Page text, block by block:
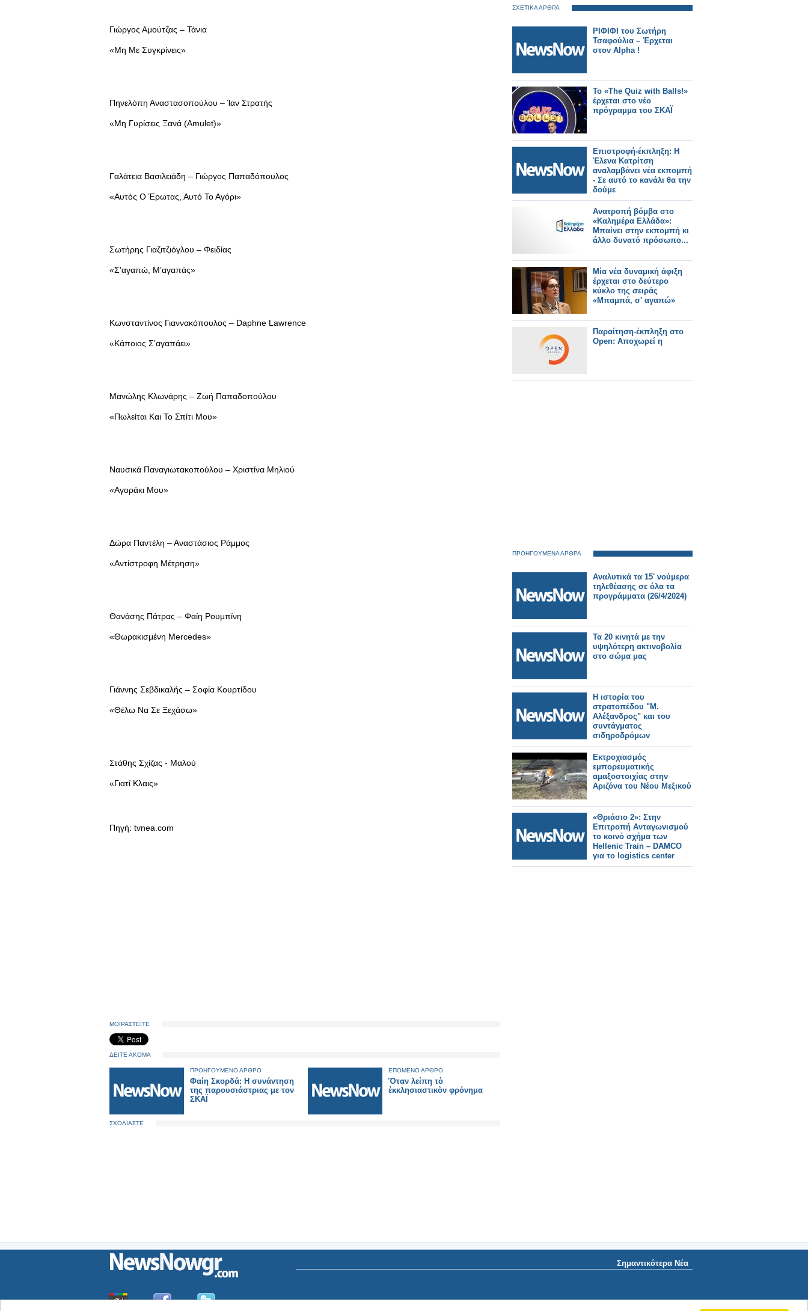
Γιώργος Αμούτζας – Τάνια
«Μη Με Συγκρίνεις»
Πηνελόπη Αναστασοπούλου – Ίαν Στρατής
«Μη Γυρίσεις Ξανά (Amulet)»
Γαλάτεια Βασιλειάδη – Γιώργος Παπαδόπουλος
«Αυτός Ο Έρωτας, Αυτό Το Αγόρι»
Σωτήρης Γιαζιτζιόγλου – Φειδίας
«Σ’αγαπώ, Μ’αγαπάς»
Κωνσταντίνος Γιαννακόπουλος – Daphne Lawrence
«Κάποιος Σ’αγαπάει»
Μανώλης Κλωνάρης – Ζωή Παπαδοπούλου
«Πωλείται Και Το Σπίτι Μου»
Ναυσικά Παναγιωτακοπούλου – Χριστίνα Μηλιού
«Αγοράκι Μου»
Δώρα Παντέλη – Αναστάσιος Ράμμος
«Αντίστροφη Μέτρηση»
Θανάσης Πάτρας – Φαίη Ρουμπίνη
«Θωρακισμένη Mercedes»
Γιάννης Σεβδικαλής – Σοφία Κουρτίδου
«Θέλω Να Σε Ξεχάσω»
Στάθης Σχίζας - Μαλού
«Γιατί Κλαις»
Πηγή: tvnea.com
ΜΟΙΡΑΣΤΕΙΤΕ
ΔΕΙΤΕ ΑΚΟΜΑ
ΠΡΟΗΓΟΥΜΕΝΟ ΑΡΘΡΟ
Φαίη Σκορδά: Η συνάντηση
της παρουσιάστριας με τον
ΣΚΑΪ
ΕΠΟΜΕΝΟ ΑΡΘΡΟ
Ὅταν λείπη τὸ
ἐκκλησιαστικὸν φρόνημα
ΣΧΟΛΙΑΣΤΕ
ΣΧΕΤΙΚΑ ΑΡΘΡΑ
ΡΙΦΙΦΙ του Σωτήρη
Τσαφούλια – Έρχεται
στον Alpha !
Το «The Quiz with Balls!»
έρχεται στο νέο
πρόγραμμα του ΣΚΑΪ
Επιστροφή-έκπληξη: Η
Έλενα Κατρίτση
αναλαμβάνει νέα εκπομπή
- Σε αυτό το κανάλι θα την
δούμε
Ανατροπή βόμβα στο
«Καλημέρα Ελλάδα»:
Μπαίνει στην εκπομπή κι
άλλο δυνατό πρόσωπο...
Μία νέα δυναμική άφιξη
έρχεται στο δεύτερο
κύκλο της σειράς
«Μπαμπά, σ' αγαπώ»
Παραίτηση-έκπληξη στο
Open: Αποχωρεί η
ΠΡΟΗΓΟΥΜΕΝΑ ΑΡΘΡΑ
Αναλυτικά τα 15' νούμερα
τηλεθέασης σε όλα τα
προγράμματα (26/4/2024)
Τα 20 κινητά με την
υψηλότερη ακτινοβολία
στο σώμα μας
Η ιστορία του
στρατοπέδου "Μ.
Αλέξανδρος" και του
συντάγματος
σιδηροδρόμων
Εκτροχιασμός
εμπορευματικής
αμαξοστοιχίας στην
Αριζόνα του Νέου Μεξικού
«Θριάσιο 2»: Στην
Επιτροπή Ανταγωνισμού
το κοινό σχήμα των
Hellenic Train – DAMCO
για το logistics center
Σημαντικότερα Νέα